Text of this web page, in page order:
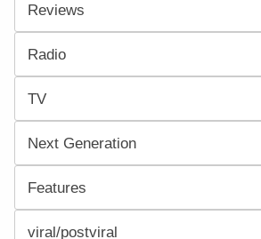
Reviews
Radio
TV
Next Generation
Features
viral/postviral